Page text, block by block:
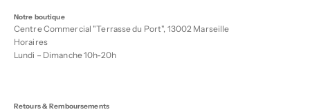
Notre boutique
Centre Commercial "Terrasse du Port", 13002 Marseille
Horaires
Lundi – Dimanche 10h-20h
Retours & Remboursements